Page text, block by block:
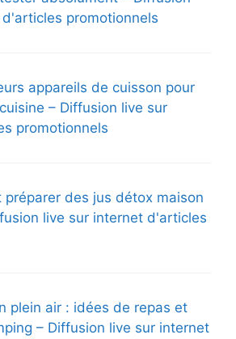
promotionnels
appareils de cuisson pour
– Diffusion live sur
promotionnels
préparer des jus détox maison
live sur internet d'articles
plein air : idées de repas et
– Diffusion live sur internet